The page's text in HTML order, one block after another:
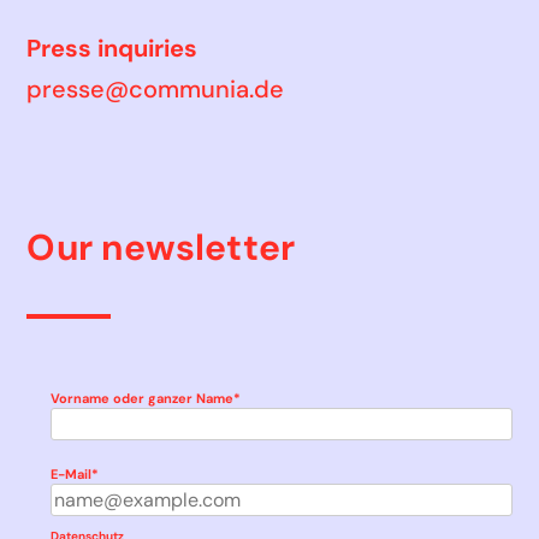
Press inquiries
presse@communia.de
Our newsletter
Vorname oder ganzer Name*
E-Mail*